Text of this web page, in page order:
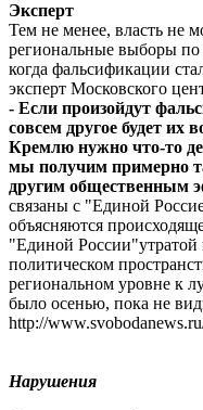
Эксперт
Тем не менее, власть не
региональные выборы
когда фальсификации
эксперт Московского
- Если произойдут
совсем другое будет их
Кремлю нужно что-то
мы получим примерно
другим общественным
связаны с "Единой
объясняются
"Единой
политическом
региональном уровне к
было осенью, пока не
http://
Нарушения